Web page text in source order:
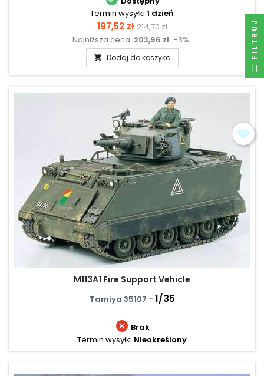
Termin wysyłki 1 dzień
Cena
197,52 zł Cena
podstawowa
214,70 zł
Najniższa cena: 203,96 zł -3%
 Dodaj do koszyka
M113A1 Fire Support Vehicle
Tamiya 35107 - 1/35
 Brak
Termin wysyłki Nieokreślony
FILTRUJ